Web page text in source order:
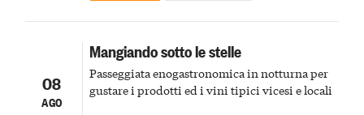
08
AGO
Mangiando sotto le stelle
Passeggiata enogastronomica in notturna per
gustare i prodotti ed i vini tipici vicesi e locali